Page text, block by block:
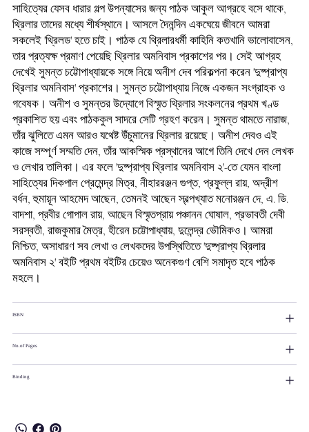
সাহিত্যের যেসব ধারার গল্প উপন্যাসের জন্য পাঠক আকুল আগ্রহে বসে থাকে,
থ্রিলার তাদের মধ্যে শীর্ষস্থানে। আসলে দৈনন্দিন একঘেয়ে জীবনে আমরা
সকলেই 'থ্রিলড' হতে চাই। পাঠক যে থ্রিলারধর্মী কাহিনি কতখানি ভালোবাসেন,
তার প্রত্যক্ষ প্রমাণ পেয়েছি থ্রিলার অমনিবাস প্রকাশের পর। সেই আগ্রহ
দেখেই সুমন্ত চট্টোপাধ্যায়কে সঙ্গে নিয়ে অনীশ দেব পরিকল্পনা করেন 'দুষ্প্রাপ্য
থ্রিলার অমনিবাস' প্রকাশের। সুমন্ত চট্টোপাধ্যায় নিজে একজন সংগ্রাহক ও
গবেষক। অনীশ ও সুমন্তর উদ্যোগে বিস্মৃত থ্রিলার সংকলনের প্রথম খণ্ড
প্রকাশিত হয় এবং পাঠককুল সাদরে সেটি গ্রহণ করেন। সুমন্ত থামতে নারাজ,
তাঁর ঝুলিতে এমন আরও যথেষ্ট উঁচুমানের থ্রিলার রয়েছে। অনীশ দেবও এই
কাজে সম্পূর্ণ সম্মতি দেন, তাঁর আকস্মিক প্রস্থানের আগে তিনি দেখে দেন লেখক
ও লেখার তালিকা। এর ফলে 'দুষ্প্রাপ্য থ্রিলার অমনিবাস ২'-তে যেমন বাংলা
সাহিত্যের দিকপাল প্রেমেন্দ্র মিত্র, নীহাররঞ্জন গুপ্ত, প্রফুল্ল রায়, অদ্রীশ
বর্ধন, হুমায়ূন আহমেদ আছেন, তেমনই আছেন স্বল্পখ্যাত মনোরঞ্জন দে, এ. ডি.
বাদশা, প্রবীর গোপাল রায়, আছেন বিস্মৃতপ্রায় পঞ্চানন ঘোষাল, প্রভাবতী দেবী
সরস্বতী, রাজকুমার মৈত্র, হীরেন চট্টোপাধ্যায়, দুলেন্দ্র ভৌমিকও। আমরা
নিশ্চিত, অসাধারণ সব লেখা ও লেখকদের উপস্থিতিতে 'দুষ্প্রাপ্য থ্রিলার
অমনিবাস ২' বইটি প্রথম বইটির চেয়েও অনেকগুণ বেশি সমাদৃত হবে পাঠক
মহলে।
ISBN
No.of Pages
Binding